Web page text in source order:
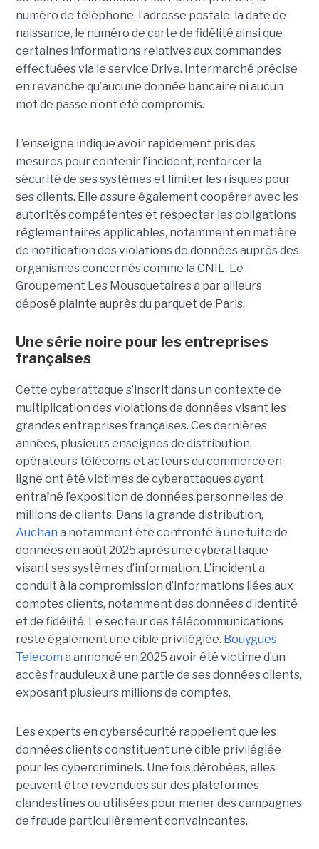
numéro de téléphone, l’adresse postale, la date de
naissance, le numéro de carte de fidélité ainsi que
certaines informations relatives aux commandes
effectuées via le service Drive. Intermarché précise
en revanche qu’aucune donnée bancaire ni aucun
mot de passe n’ont été compromis.
L’enseigne indique avoir rapidement pris des
mesures pour contenir l’incident, renforcer la
sécurité de ses systèmes et limiter les risques pour
ses clients. Elle assure également coopérer avec les
autorités compétentes et respecter les obligations
réglementaires applicables, notamment en matière
de notification des violations de données auprès des
organismes concernés comme la CNIL. Le
Groupement Les Mousquetaires a par ailleurs
déposé plainte auprès du parquet de Paris.
Une série noire pour les entreprises
françaises
Cette cyberattaque s’inscrit dans un contexte de
multiplication des violations de données visant les
grandes entreprises françaises. Ces dernières
années, plusieurs enseignes de distribution,
opérateurs télécoms et acteurs du commerce en
ligne ont été victimes de cyberattaques ayant
entraîné l’exposition de données personnelles de
millions de clients. Dans la grande distribution,
Auchan a notamment été confronté à une fuite de
données en août 2025 après une cyberattaque
visant ses systèmes d’information. L’incident a
conduit à la compromission d’informations liées aux
comptes clients, notamment des données d’identité
et de fidélité. Le secteur des télécommunications
reste également une cible privilégiée. Bouygues
Telecom a annoncé en 2025 avoir été victime d’un
accès frauduleux à une partie de ses données clients,
exposant plusieurs millions de comptes.
Les experts en cybersécurité rappellent que les
données clients constituent une cible privilégiée
pour les cybercriminels. Une fois dérobées, elles
peuvent être revendues sur des plateformes
clandestines ou utilisées pour mener des campagnes
de fraude particulièrement convaincantes.